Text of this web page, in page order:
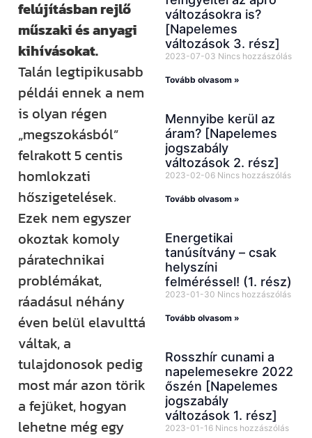
felújításban rejlő
műszaki és anyagi
kihívásokat.
Talán legtipikusabb
példái ennek a nem
is olyan régen
„megszokásból”
felrakott 5 centis
homlokzati
hőszigetelések.
Ezek nem egyszer
okoztak komoly
páratechnikai
problémákat,
ráadásul néhány
éven belül elavulttá
váltak, a
tulajdonosok pedig
most már azon törik
a fejüket, hogyan
lehetne még egy
változásokra is?
[Napelemes
változások 3. rész]
2023-07-03 Nincs hozzászólás
Tovább olvasom »
Mennyibe kerül az
áram? [Napelemes
jogszabály
változások 2. rész]
2023-02-06 Nincs hozzászólás
Tovább olvasom »
Energetikai
tanúsítvány – csak
helyszíni
felméréssel! (1. rész)
2023-01-30 Nincs hozzászólás
Tovább olvasom »
Rosszhír cunami a
napelemesekre 2022
őszén [Napelemes
jogszabály
változások 1. rész]
2023-01-16 Nincs hozzászólás